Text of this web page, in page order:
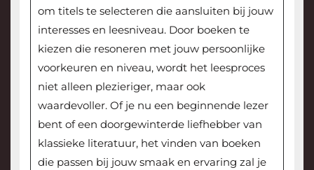
om titels te selecteren die aansluiten bij jouw
interesses en leesniveau. Door boeken te
kiezen die resoneren met jouw persoonlijke
voorkeuren en niveau, wordt het leesproces
niet alleen plezieriger, maar ook
waardevoller. Of je nu een beginnende lezer
bent of een doorgewinterde liefhebber van
klassieke literatuur, het vinden van boeken
die passen bij jouw smaak en ervaring zal je